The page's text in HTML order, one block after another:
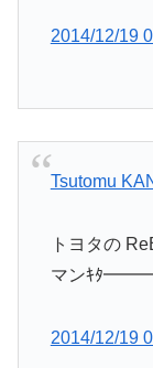
2014/12/19
Tsutomu
トヨタの
マンｷﾀ
2014/12/19